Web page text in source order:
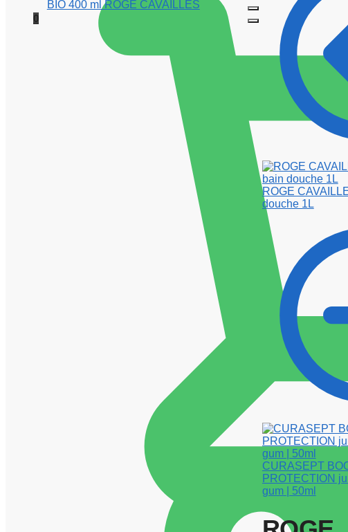
0
ROGE
douche 1L
CURASEPT
PROTECTION
gum | 50ml